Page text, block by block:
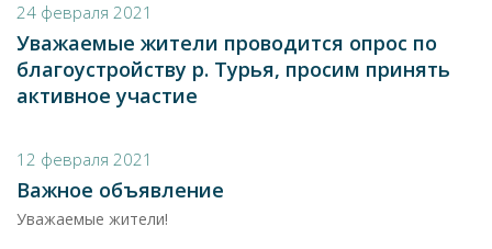
24 февраля 2021
Уважаемые жители проводится опрос по
благоустройству р. Турья, просим принять
активное участие
12 февраля 2021
Важное объявление
Уважаемые жители!